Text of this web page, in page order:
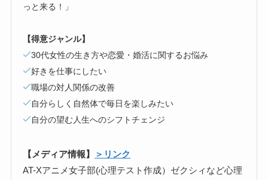
っと来る！」
【得意ジャンル】
30代女性の生き方や恋愛・婚活に関するお悩み
好きを仕事にしたい
職場の対人関係の改善
自分らしく自然体で毎日を楽しみたい
自分の望む人生へのシフトチェンジ
【メディア情報】
＞リンク
AT-Xアニメ女子部(心理テスト作成）ゼクシィなど心理